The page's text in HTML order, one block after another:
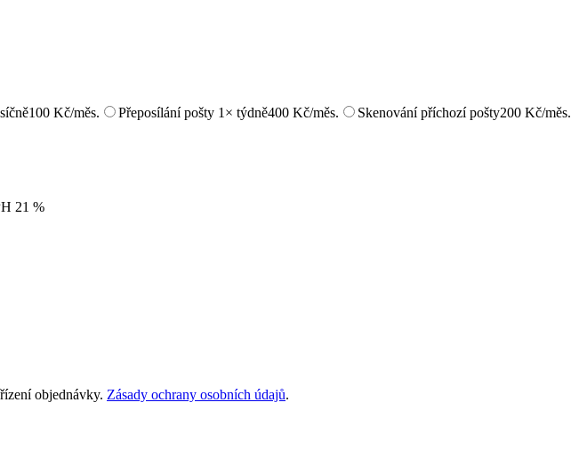
100 Kč/měs. Přeposílání pošty 1× týdně400 Kč/měs. Skenování příchozí pošty200 Kč/měs.
21 %
objednávky. Zásady ochrany osobních údajů.